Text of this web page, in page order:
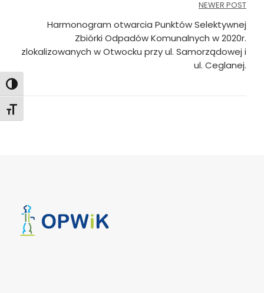
Toggle High Contrast
Toggle Font size
NEWER POST
Harmonogram otwarcia Punktów Selektywnej
Zbiórki Odpadów Komunalnych w 2020r.
zlokalizowanych w Otwocku przy ul. Samorządowej i
ul. Ceglanej.